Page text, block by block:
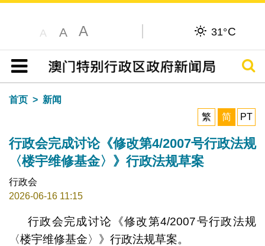
A A A 31°C
目录
搜寻
首页
新闻
繁
简 PT
行政会完成讨论《修改第4/2007号行政法规
〈楼宇维修基金〉》行政法规草案
行政会
2026-06-16 11:15
行政会完成讨论《修改第4/2007号行政法规
〈楼宇维修基金〉》行政法规草案。